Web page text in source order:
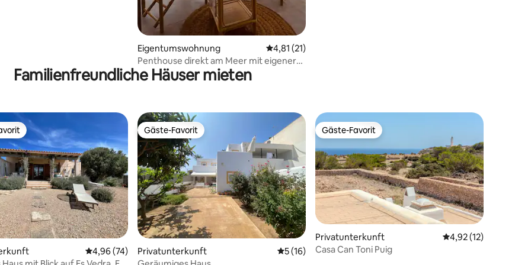
Eigentumswohnung Durchschnittliche Bewertung: 4,81 von 5, 21 Bewertungen
4,81 (21)
Penthouse direkt am Meer mit eigener
Terrasse Es Pujols
Familienfreundliche Häuser mieten
4,97 von 5, 125 Bewertungen
Durchschnittliche Bewertung: 4,96 von 5, 74 Bewertungen
4,96 (74)
Gäste-Favorit
Gäste-Favorit
Privatunterkunft Durchschnittliche Bewertung: 5 von 5, 16 Bewertungen
5 (16)
Gäste-Favorit
Gäste-Favorit
Privatunterkunft Durchschnittliche
4,92 (12)
Casa Can Toni Puig